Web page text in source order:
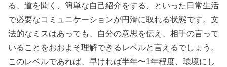
る、道を聞く、簡単な自己紹介をする、といった日常生活
で必要なコミュニケーションが円滑に取れる状態です。文
法的なミスはあっても、自分の意思を伝え、相手の言って
いることをおおよそ理解できるレベルと言えるでしょう。
このレベルであれば、早ければ半年〜1年程度、環境にし